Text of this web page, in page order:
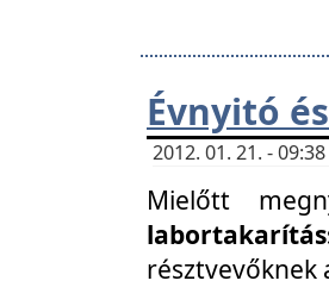
Évnyitó
2012. 01. 21. -
Mielőtt
labortakarítás
résztvevőknek